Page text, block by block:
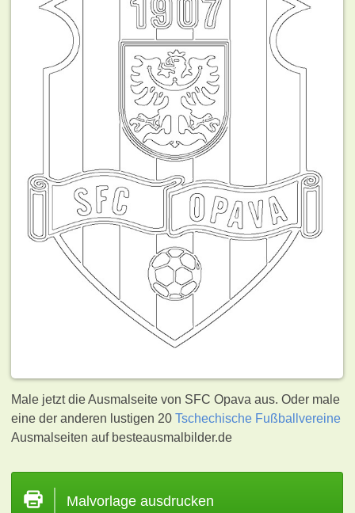
Male jetzt die Ausmalseite von SFC Opava aus. Oder male
eine der anderen lustigen 20Tschechische Fußballvereine
Ausmalseiten auf besteausmalbilder.de
Malvorlage ausdrucken